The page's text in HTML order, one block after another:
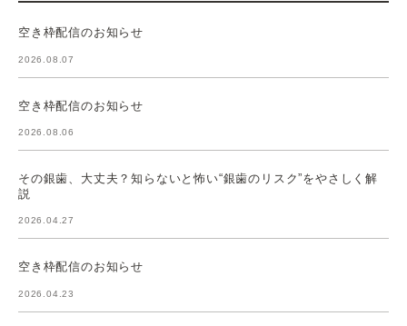
空き枠配信のお知らせ
2026.08.07
空き枠配信のお知らせ
2026.08.06
その銀歯、大丈夫？知らないと怖い“銀歯のリスク”をやさしく解
説
2026.04.27
空き枠配信のお知らせ
2026.04.23